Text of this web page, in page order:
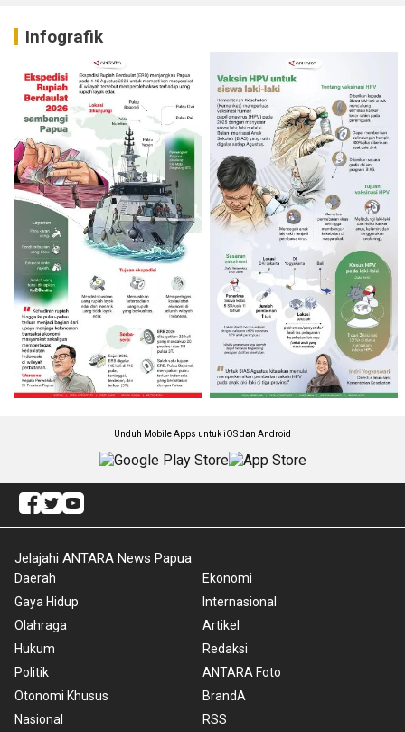
Infografik
Unduh Mobile Apps untuk iOS dan Android
Jelajahi ANTARA News Papua
Daerah
Gaya Hidup
Olahraga
Hukum
Politik
Otonomi Khusus
Nasional
Ekonomi
Internasional
Artikel
Redaksi
ANTARA Foto
BrandA
RSS